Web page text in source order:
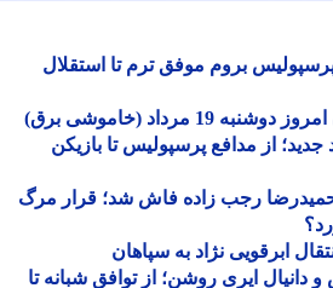
بروم موفق ترم تا استقلال
(خاموشی برق)
2 خرید جدید؛ از مدافع پرسپولیس تا بازیکن
حمیدرضا رجب زاده فاش شد؛ قرار مرگ
نژاد به سپاهان
ایری روشن؛ از توافق شبانه تا